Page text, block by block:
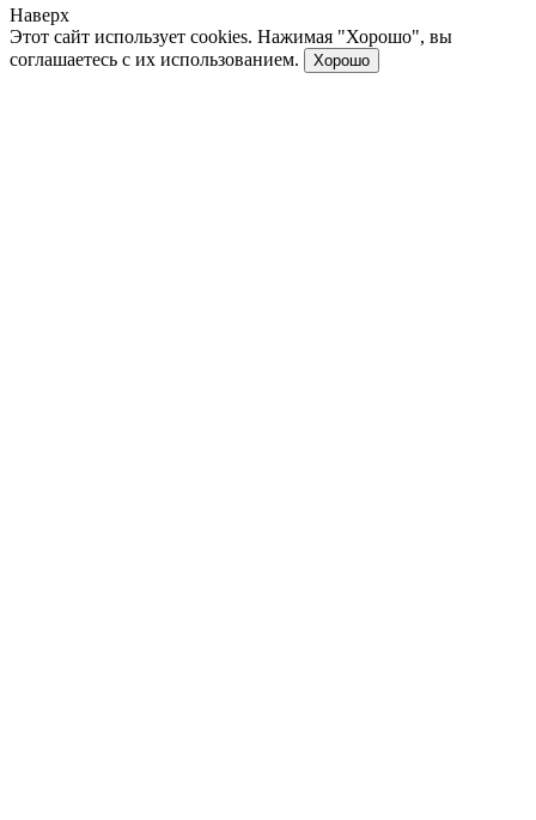
Наверх
Этот сайт использует cookies. Нажимая "Хорошо", вы
соглашаетесь с их использованием.
Хорошо